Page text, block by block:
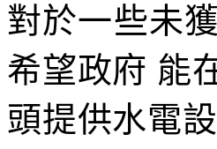
對於一些未
希望政府 能
頭提供水電